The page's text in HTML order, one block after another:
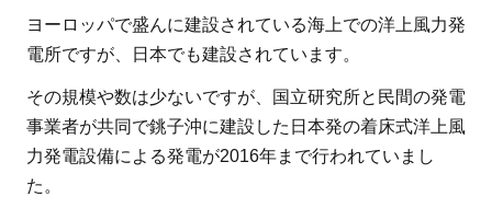
ヨーロッパで盛んに建設されている海上での洋上風力発
電所ですが、日本でも建設されています。
その規模や数は少ないですが、国立研究所と民間の発電
事業者が共同で銚子沖に建設した日本発の着床式洋上風
力発電設備による発電が2016年まで行われていまし
た。